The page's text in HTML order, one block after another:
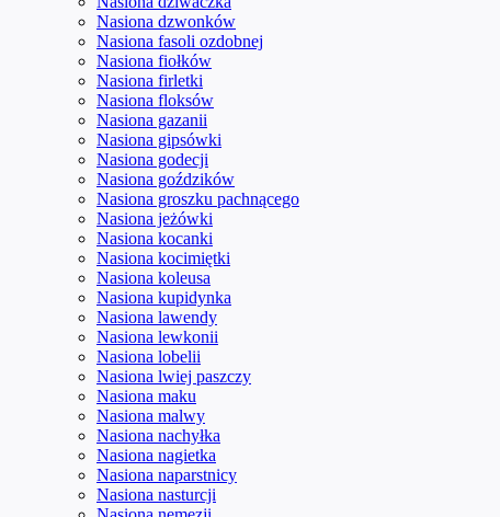
Nasiona dzwonków
Nasiona fasoli ozdobnej
Nasiona fiołków
Nasiona firletki
Nasiona floksów
Nasiona gazanii
Nasiona gipsówki
Nasiona godecji
Nasiona goździków
Nasiona groszku pachnącego
Nasiona jeżówki
Nasiona kocanki
Nasiona kocimiętki
Nasiona koleusa
Nasiona kupidynka
Nasiona lawendy
Nasiona lewkonii
Nasiona lobelii
Nasiona lwiej paszczy
Nasiona maku
Nasiona malwy
Nasiona nachyłka
Nasiona nagietka
Nasiona naparstnicy
Nasiona nasturcji